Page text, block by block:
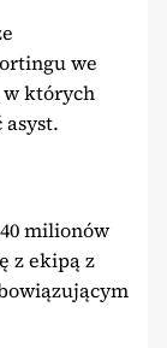
we
w których
asyst.
40 milionów
z ekipą z